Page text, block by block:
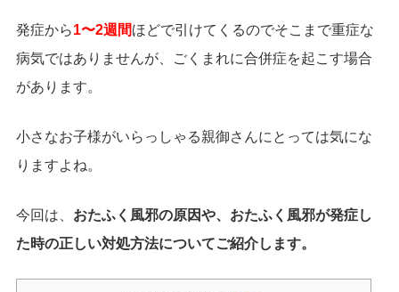
発症から1〜2週間ほどで引けてくるのでそこまで重症な
病気ではありませんが、ごくまれに合併症を起こす場合
があります。
小さなお子様がいらっしゃる親御さんにとっては気にな
りますよね。
今回は、 おたふく風邪の原因や、おたふく風邪が発症し
た時の正しい対処方法についてご紹介します。